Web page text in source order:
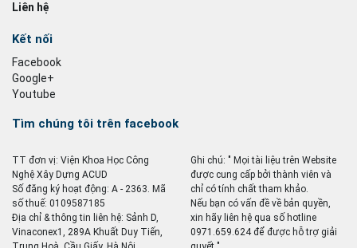
Liên hệ
Kết nối
Facebook
Google+
Youtube
Tìm chúng tôi trên facebook
TT đơn vị: Viện Khoa Học Công
Nghệ Xây Dựng ACUD
Số đăng ký hoạt động: A - 2363. Mã
số thuế: 0109587185
Địa chỉ & thông tin liên hệ: Sảnh D,
Vinaconex1, 289A Khuất Duy Tiến,
Ghi chú: " Mọi tài liệu trên Website
được cung cấp bởi thành viên và
chỉ có tính chất tham khảo.
Nếu bạn có vấn đề về bản quyền,
xin hãy liên hệ qua số hotline
0971.659.624 để được hỗ trợ giải